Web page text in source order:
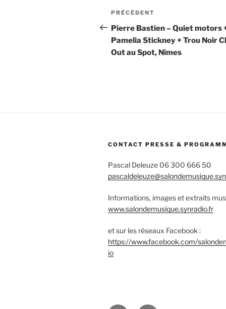
Navigation
de
l’article
Article
précédent
PRÉCÉDENT
Pierre Bastien – Quiet motors
Pamelia Stickney + Trou Noir
Out au Spot, Nîmes
CONTACT PRESSE &
Pascal Deleuze 06 300 666 50
Informations, images et extraits
www.salondemusique.synradio.fr
et sur les réseaux Facebook :
https://www.facebook.com/
io